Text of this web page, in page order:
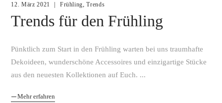
12. März 2021 Frühling,Trends
Trends für den Frühling
Pünktlich zum Start in den Frühling warten bei uns traumhafte
Dekoideen, wunderschöne Accessoires und einzigartige Stücke
aus den neuesten Kollektionen auf Euch.
Mehr erfahren